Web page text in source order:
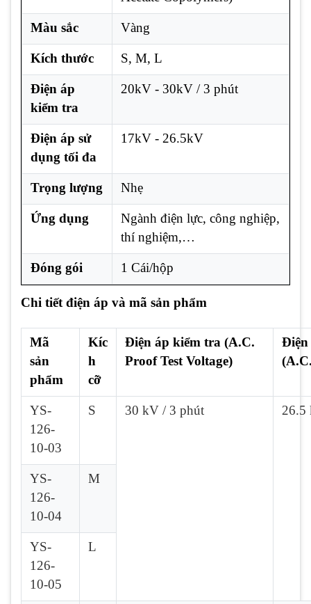
Màu sắc Vàng
Kích thước S, M, L
Điện áp
kiểm tra
20kV - 30kV / 3 phút
Điện áp sử
dụng tối đa
17kV - 26.5kV
Trọng lượng Nhẹ
Ứng dụng
Ngành điện lực, công nghiệp,
thí nghiệm,…
Đóng gói 1 Cái/hộp
Chi tiết điện áp và mã sản phẩm
Mã
sản
phẩm
Kíc
h
cỡ
Điện áp kiểm tra (A.C.
Proof Test Voltage)
Điện
YS-
126-
10-03
S 30 kV / 3 phút 26.5
YS-
126-
10-04
M
YS-
126-
10-05
L